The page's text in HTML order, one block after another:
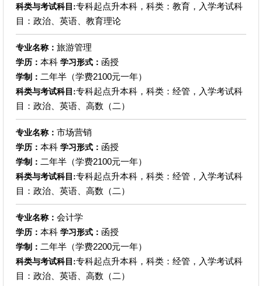
科类与考试科目:专科起点升本科，科类：教育，入学考试科
目：政治、英语、教育理论
专业名称： 旅游管理
学历： 本科 学习形式： 函授
学制： 二年半（学费2100元一年）
科类与考试科目:专科起点升本科，科类：经管，入学考试科
目：政治、英语、高数（二）
专业名称： 市场营销
学历： 本科 学习形式： 函授
学制： 二年半（学费2100元一年）
科类与考试科目:专科起点升本科，科类：经管，入学考试科
目：政治、英语、高数（二）
专业名称： 会计学
学历： 本科 学习形式： 函授
学制： 二年半（学费2200元一年）
科类与考试科目:专科起点升本科，科类：经管，入学考试科
目：政治、英语、高数（二）